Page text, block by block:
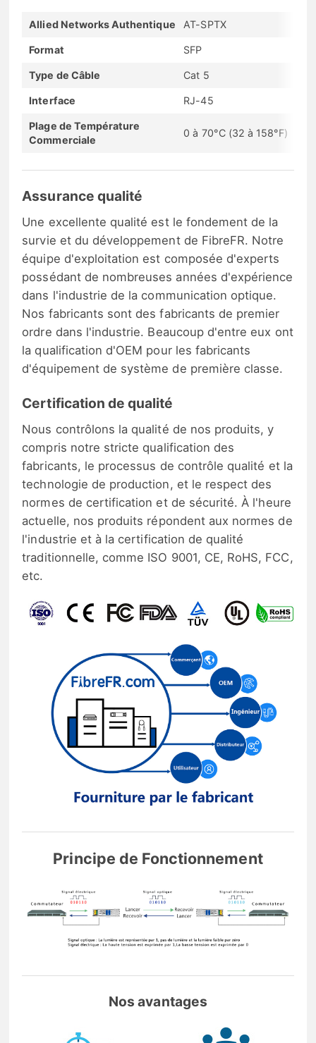
Allied Networks Authentique AT-SPTX
Format SFP
Type de Câble Cat 5
Interface RJ-45
Plage de Température
Commerciale
0 à 70°C (32 à 158°F)
Assurance qualité
Une excellente qualité est le fondement de la
survie et du développement de FibreFR. Notre
équipe d'exploitation est composée d'experts
possédant de nombreuses années d'expérience
dans l'industrie de la communication optique.
Nos fabricants sont des fabricants de premier
ordre dans l'industrie. Beaucoup d'entre eux ont
la qualification d'OEM pour les fabricants
d'équipement de système de première classe.
Certification de qualité
Nous contrôlons la qualité de nos produits, y
compris notre stricte qualification des
fabricants, le processus de contrôle qualité et la
technologie de production, et le respect des
normes de certification et de sécurité. À l'heure
actuelle, nos produits répondent aux normes de
l'industrie et à la certification de qualité
traditionnelle, comme ISO 9001, CE, RoHS, FCC,
etc.
Principe de Fonctionnement
Nos avantages